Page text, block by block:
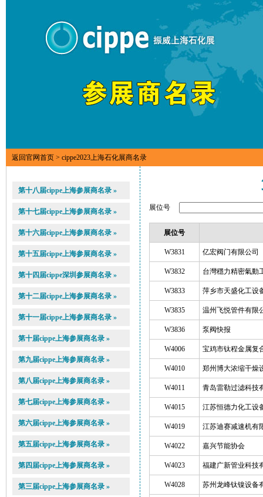
返回官网首页 > cippe2023上海石化展商名录
第十八届cippe上海参展商名录 »
第十七届cippe上海参展商名录 »
第十六届cippe上海参展商名录 »
第十五届cippe上海参展商名录 »
第十四届cippe深圳参展商名录 »
第十二届cippe上海参展商名录 »
第十一届cippe上海参展商名录 »
第十届cippe上海参展商名录 »
第九届cippe上海参展商名录 »
第八届cippe上海参展商名录 »
第七届cippe上海参展商名录 »
第六届cippe上海参展商名录 »
第五届cippe上海参展商名录 »
第四届cippe上海参展商名录 »
第三届cippe上海参展商名录 »
展位号
展位号
W3831 亿宏阀门有限公司
W3832 台灣穩力精密氣動
W3833 萍乡市天盛化工设
W3835 温州飞悦管件有限
W3836 泵阀快报
W4006 宝鸡市钛程金属复
W4010 郑州博大浓缩干燥
W4011 青岛雷勒过滤科技
W4015 江苏恒德力化工设
W4019 江苏迪赛减速机有
W4022 嘉兴节能协会
W4023 福建广新管业科技
W4028 苏州龙峰钛镍设备